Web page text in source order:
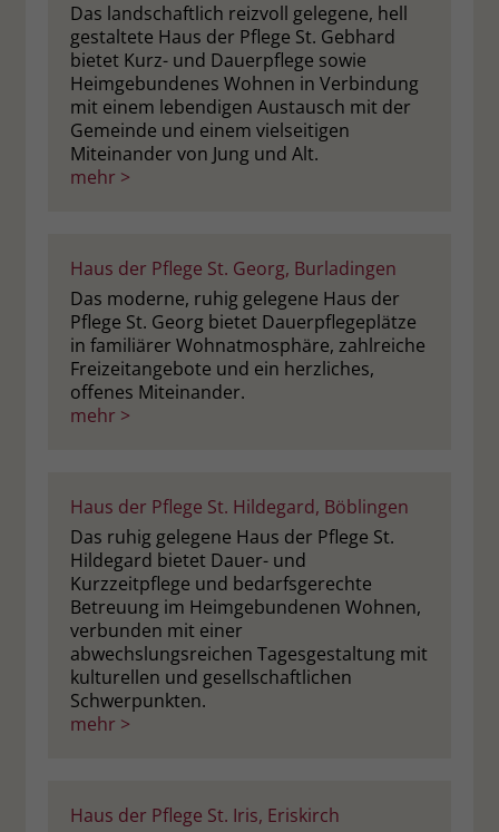
Das landschaftlich reizvoll gelegene, hell
gestaltete Haus der Pflege St. Gebhard
bietet Kurz- und Dauerpflege sowie
Heimgebundenes Wohnen in Verbindung
mit einem lebendigen Austausch mit der
Gemeinde und einem vielseitigen
Miteinander von Jung und Alt.
mehr >
Haus der Pflege St. Georg, Burladingen
Das moderne, ruhig gelegene Haus der
Pflege St. Georg bietet Dauerpflegeplätze
in familiärer Wohnatmosphäre, zahlreiche
Freizeitangebote und ein herzliches,
offenes Miteinander.
mehr >
Haus der Pflege St. Hildegard, Böblingen
Das ruhig gelegene Haus der Pflege St.
Hildegard bietet Dauer- und
Kurzzeitpflege und bedarfsgerechte
Betreuung im Heimgebundenen Wohnen,
verbunden mit einer
abwechslungsreichen Tagesgestaltung mit
kulturellen und gesellschaftlichen
Schwerpunkten.
mehr >
Haus der Pflege St. Iris, Eriskirch